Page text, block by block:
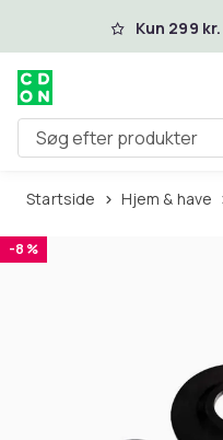
Spring til Kun 299
Søg efter produkter
Startside Hjem & have
-8 %